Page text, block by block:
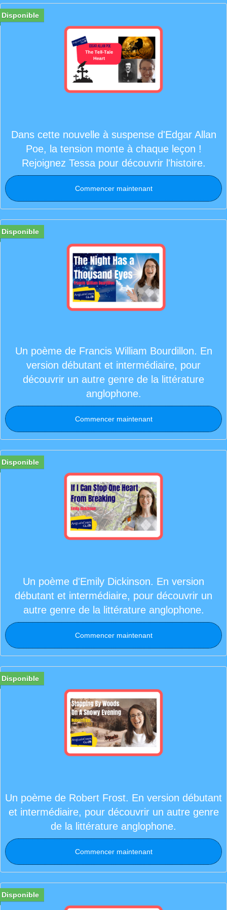
Disponible
Dans cette nouvelle à suspense d'Edgar Allan
Poe, la tension monte à chaque leçon !
Rejoignez Tessa pour découvrir l'histoire.
Commencer maintenant
Disponible
Un poème de Francis William Bourdillon. En
version débutant et intermédiaire, pour
découvrir un autre genre de la littérature
anglophone.
Commencer maintenant
Disponible
Un poème d'Emily Dickinson. En version
débutant et intermédiaire, pour découvrir un
autre genre de la littérature anglophone.
Commencer maintenant
Disponible
Un poème de Robert Frost. En version débutant
et intermédiaire, pour découvrir un autre genre
de la littérature anglophone.
Commencer maintenant
Disponible